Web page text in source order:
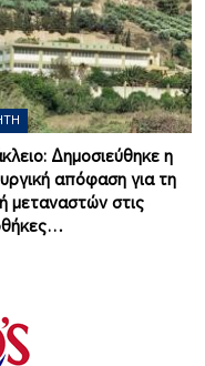
Δημοσιεύθηκε η
απόφαση για τη
μεταναστών στις